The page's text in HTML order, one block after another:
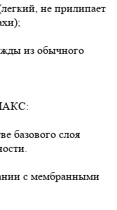
не прилипает
из обычного
базового слоя
с мембранными